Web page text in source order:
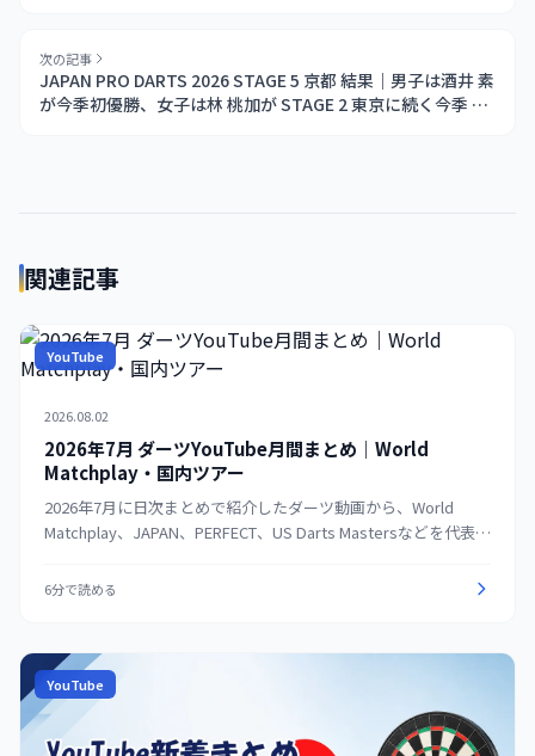
次の記事
JAPAN PRO DARTS 2026 STAGE 5 京都 結果｜男子は酒井 素
が今季初優勝、女子は林 桃加が STAGE 2 東京に続く今季 2
関連記事
YouTube
2026.08.02
2026年7月 ダーツYouTube月間まとめ｜World
Matchplay・国内ツアー
2026年7月に日次まとめで紹介したダーツ動画から、World
Matchplay、JAPAN、PERFECT、US Darts Mastersなどを代表す
せる月間ガイドとして整理する。
6分で読める
YouTube